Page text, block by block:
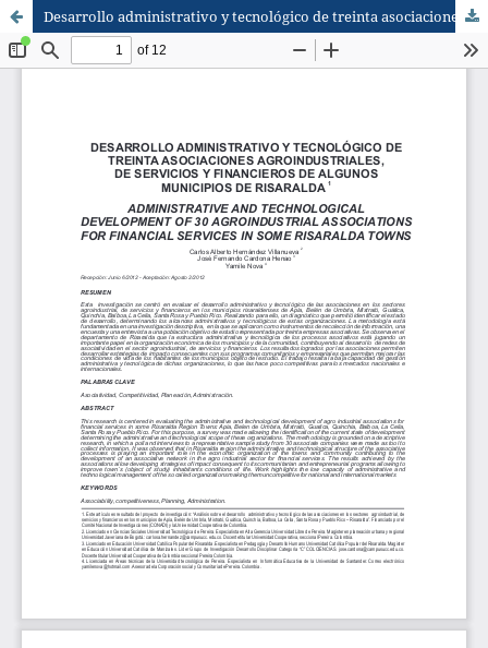
Desarrollo administrativo y tecnológico de treinta asociaciones agroindustriales, de servicios y financieros de algunos municipios de Risaralda